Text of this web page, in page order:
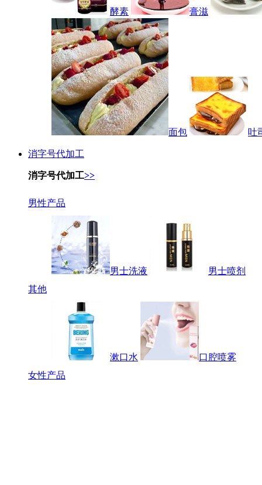
酵素 膏滋
面包 吐
消字号代加工
消字号代加工>>
男性产品
男士洗液
男士喷剂
其他
漱口水
口腔喷雾
女性产品